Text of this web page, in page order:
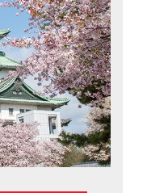
も物価が安いことが
線で約1時間40分で
年予定）で約40分
の暮らしを考える
す。